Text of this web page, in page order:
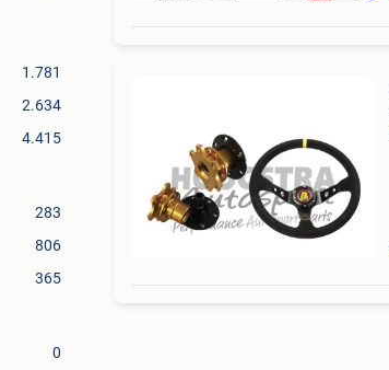
1.781
2.634
4.415
283
806
365
0